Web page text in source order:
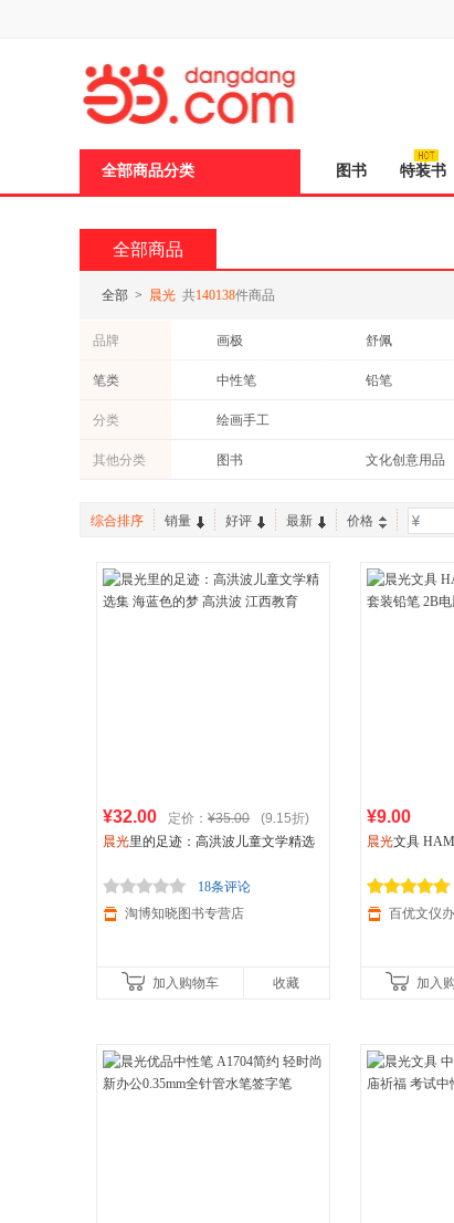
全部商品分类 图书 特装书
全部商品
全部 > 晨光 共140138件商品
品牌 画极 舒佩
统座
瞬子
笔类 中性笔 铅笔
笔类
分类 绘画手工
其他分类 图书 文化创意用品
综合排序 销量 好评 最新 价格
¥32.00 定价： ¥35.00
(9.15折)
晨光里的足迹：高洪波儿童文学精选
18条评论
淘博知晓图书专营店
加入购物车 收藏
¥9.00
晨光文具
加入
页